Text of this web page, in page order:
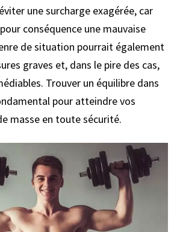
une surcharge exagérée, car
conséquence une mauvaise
de situation pourrait également
graves et, dans le pire des cas,
Trouver un équilibre dans
pour atteindre vos
masse en toute sécurité.